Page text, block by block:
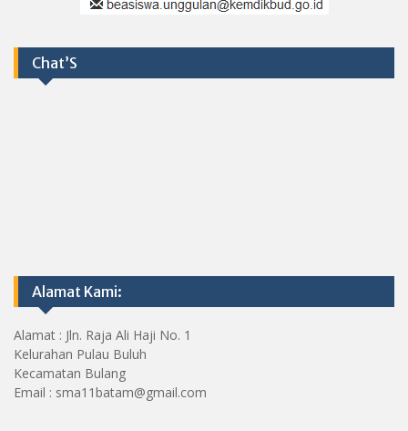
Chat’S
Alamat Kami:
Alamat : Jln. Raja Ali Haji No. 1
Kelurahan Pulau Buluh
Kecamatan Bulang
Email : sma11batam@gmail.com